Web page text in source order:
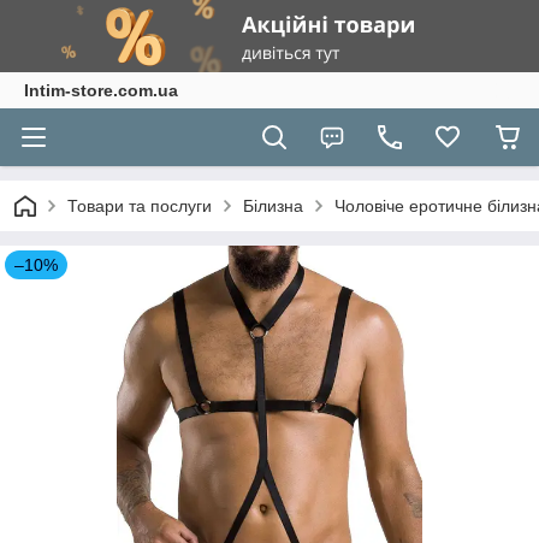
Intim-store.com.ua
Товари та послуги Білизна Чоловіче еротичне
–10%